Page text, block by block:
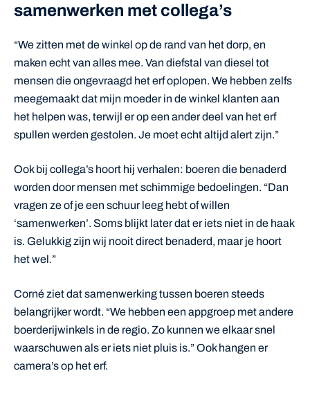
samenwerken met collega’s
“We zitten met de winkel op de rand van het dorp, en
maken echt van alles mee. Van diefstal van diesel tot
mensen die ongevraagd het erf oplopen. We hebben zelfs
meegemaakt dat mijn moeder in de winkel klanten aan
het helpen was, terwijl er op een ander deel van het erf
spullen werden gestolen. Je moet echt altijd alert zijn.”
Ook bij collega’s hoort hij verhalen: boeren die benaderd
worden door mensen met schimmige bedoelingen. “Dan
vragen ze of je een schuur leeg hebt of willen
‘samenwerken’. Soms blijkt later dat er iets niet in de haak
is. Gelukkig zijn wij nooit direct benaderd, maar je hoort
het wel.”
Corné ziet dat samenwerking tussen boeren steeds
belangrijker wordt. “We hebben een appgroep met andere
boerderijwinkels in de regio. Zo kunnen we elkaar snel
waarschuwen als er iets niet pluis is.” Ook hangen er
camera’s op het erf.